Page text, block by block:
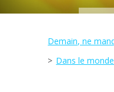
Demain, ne
Dans le